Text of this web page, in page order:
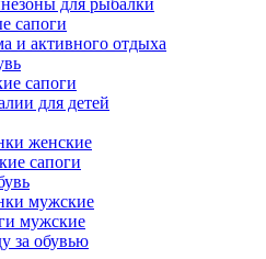
для рыбалки
сапоги
и активного отдыха
сапоги
для детей
женские
сапоги
мужские
мужские
за обувью